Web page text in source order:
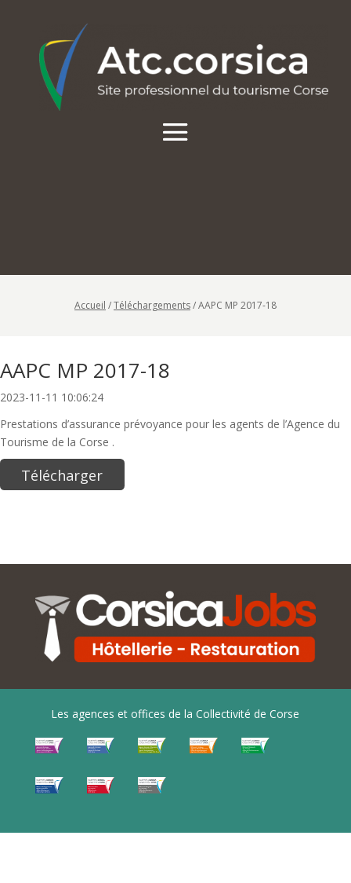
Accueil /Téléchargements/AAPC MP 2017-18
AAPC MP 2017-18
2023-11-11 10:06:24
Prestations d’assurance prévoyance pour les agents de l’Agence du
Tourisme de la Corse .
Télécharger
Les agences et offices de la Collectivité de Corse